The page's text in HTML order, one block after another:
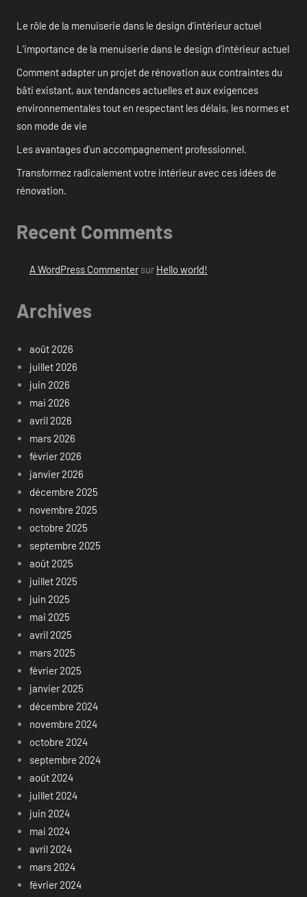
Le rôle de la menuiserie dans le design d’intérieur actuel
L’importance de la menuiserie dans le design d’intérieur actuel
Comment adapter un projet de rénovation aux contraintes du
bâti existant, aux tendances actuelles et aux exigences
environnementales tout en respectant les délais, les normes et
son mode de vie
Les avantages d’un accompagnement professionnel.
Transformez radicalement votre intérieur avec ces idées de
rénovation.
Recent Comments
A WordPress Commentersur Hello world!
Archives
août 2026
juillet 2026
juin 2026
mai 2026
avril 2026
mars 2026
février 2026
janvier 2026
décembre 2025
novembre 2025
octobre 2025
septembre 2025
août 2025
juillet 2025
juin 2025
mai 2025
avril 2025
mars 2025
février 2025
janvier 2025
décembre 2024
novembre 2024
octobre 2024
septembre 2024
août 2024
juillet 2024
juin 2024
mai 2024
avril 2024
mars 2024
février 2024